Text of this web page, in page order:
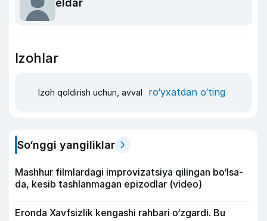
eldar
Izohlar
Izoh qoldirish uchun, avval ro‘yxatdan o‘ting
So‘nggi yangiliklar
Mashhur filmlardagi improvizatsiya qilingan bo‘lsa-
da, kesib tashlanmagan epizodlar (video)
Eronda Xavfsizlik kengashi rahbari o‘zgardi. Bu